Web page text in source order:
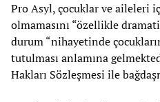
Pro Asyl, çocuklar ve aileleri
olmamasını “özellikle
durum “nihayetinde
tutulması anlamına
Hakları Sözleşmesi ile